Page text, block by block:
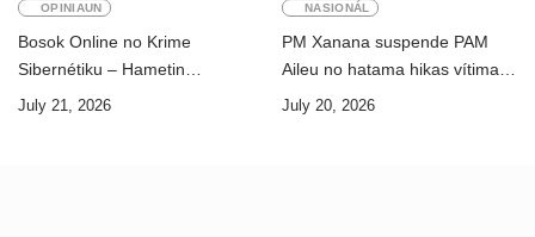
OPINIAUN
Bosok Online no Krime
Sibernétiku – Hametin
Seguransa Dijitál ba Futuru
July 21, 2026
NASIONÁL
PM Xanana suspende PAM
Aileu no hatama hikas vítima
AMA ba servisu
July 20, 2026